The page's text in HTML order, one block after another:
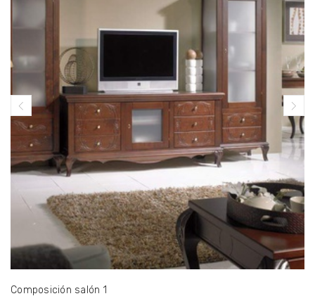
Composición salón 1